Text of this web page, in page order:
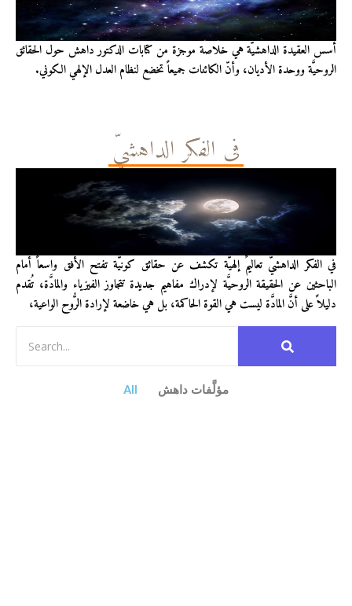
أُسس العقيدة الداهشيّة هي خلاصة موجزة من كتابات الدكتور داهش حول الحقائق
الروحيَّة ووحدة الأديان، وأنّ الكائنات جميعاً تخضع لنظام العدل الإلهي الكوني.
في الفكر الداهشيّ
في الفكر الداهشيّ تعاليمٌ إلهيَّة تكشف عن حقائق كونيَّة تفتح الأفق واسعاً أمام
الباحثين عن الحقيقة الروحيَّة لإدراك مفاهيم جديدة تتجاوز الفيزياء والمادَّة، تُقدم
دليلاً على أنَّ المادَّة ليست هي القوة الحاكمة، بل هي خاضعة لإرادة الرُّوح الواعية،
All مؤلَّفات داهش